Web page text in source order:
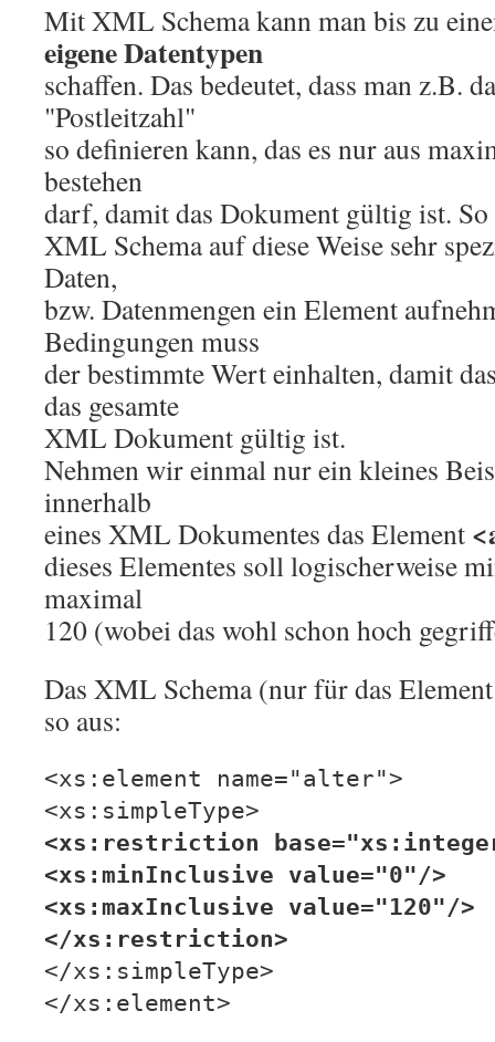
Mit XML Schema kann man bis zu
eigene Datentypen
schaffen. Das bedeutet, dass man z.B.
"Postleitzahl"
so definieren kann, das es nur aus
bestehen
darf, damit das Dokument gültig ist.
XML Schema auf diese Weise sehr
Daten,
bzw. Datenmengen ein Element
Bedingungen muss
der bestimmte Wert einhalten, damit
das gesamte
XML Dokument gültig ist.
Nehmen wir einmal nur ein kleines
innerhalb
eines XML Dokumentes das Element
dieses Elementes soll logischerweise
maximal
120 (wobei das wohl schon hoch
Das XML Schema (nur für das
so aus:
<xs:element name="alter">
<xs:simpleType>
<xs:restriction
<xs:minInclusive value="0"/>
<xs:maxInclusive value="120"/>
</xs:restriction>
</xs:simpleType>
</xs:element>